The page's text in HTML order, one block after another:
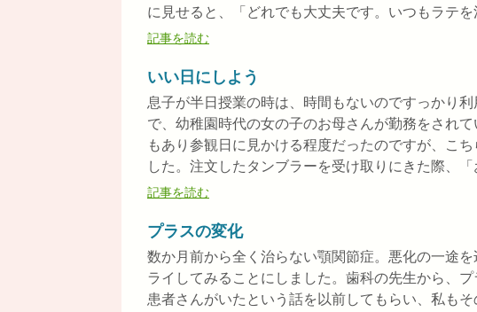
に見せると、「どれでも大丈夫です。いつもラテを
記事を読む
いい日にしよう
息子が半日授業の時は、時間もないのですっかり
で、幼稚園時代の女の子のお母さんが勤務をされ
もあり参観日に見かける程度だったのですが、こ
した。注文したタンブラーを受け取りにきた際、「
記事を読む
プラスの変化
数か月前から全く治らない顎関節症。悪化の一途
ライしてみることにしました。歯科の先生から、
患者さんがいたという話を以前してもらい、私も